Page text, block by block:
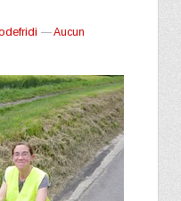
—Aucun